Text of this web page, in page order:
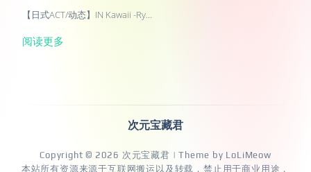
【日式ACT/动态】IN Kawaii -Ry…
阅读更多
次元宝藏君
Copyright © 2026 次元宝藏君 | Theme by LoLiMeow
本站所有资源来源于互联网搬运以及转载，禁止用于商业用途，